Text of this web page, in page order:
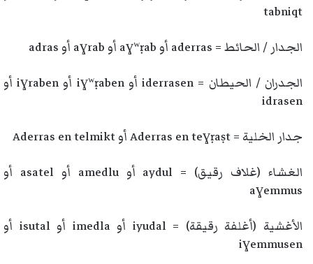
tabniqt
الجدار / الحائط = aderras أو aɣʷṛab أو aɣrab أو adras
الجدران / الحيطان = iderrasen أو iɣʷṛaben أو iɣraben أو
idrasen
جدار الخلية = Aderras en teɣṛaṣt أو Aderras en telmikt
الغشاء (غلاف رقيق) = aydul أو amedlu أو asatel أو
aɣemmus
الأغشية (أغلفة رقيقة) = iyudal أو imedla أو isutal أو
iɣemmusen